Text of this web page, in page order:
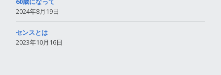
2024年8月19日
センスとは
2023年10月16日